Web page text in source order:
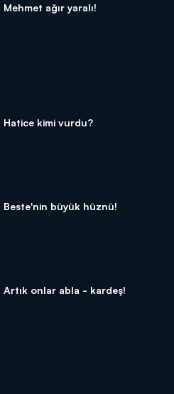
Mehmet ağır yaralı!
Hatice kimi vurdu?
Beste'nin büyük hüznü!
Artık onlar abla - kardeş!